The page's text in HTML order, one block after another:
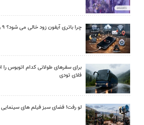
چرا باتری آیفون زود خالی می شود؟ ۹ راهکار واقعی
برای سفرهای طولانی کدام اتوبوس را
فلای تودی
لو رفت! فضای سبز فیلم های سینمایی